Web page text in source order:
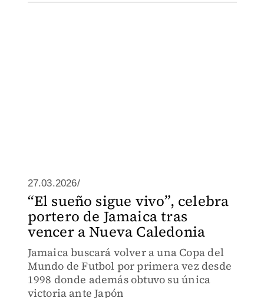
27.03.2026/
“El sueño sigue vivo”, celebra
portero de Jamaica tras
vencer a Nueva Caledonia
Jamaica buscará volver a una Copa del
Mundo de Futbol por primera vez desde
1998 donde además obtuvo su única
victoria ante Japón